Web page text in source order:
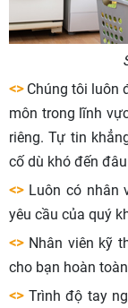
<>Chúng tôi luôn
môn trong lĩnh
riêng. Tự tin
cố dù khó đến
<> Luôn có nhân
yêu cầu của quý
<> Nhân viên kỹ
cho bạn hoàn
<> Trình độ tay